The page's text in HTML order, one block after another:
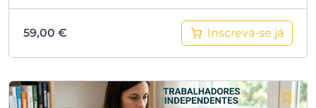
59,00 € Inscreva-se já